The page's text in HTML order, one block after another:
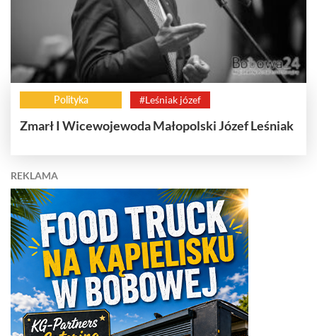
Polityka #Leśniak józef
Zmarł I Wicewojewoda Małopolski Józef Leśniak
REKLAMA